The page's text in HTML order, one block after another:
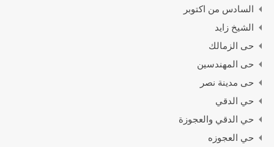
السادس من اكتوبر
الشيخ زايد
حى الزمالك
حى المهندسين
حى مدينة نصر
حي الدقي
حي الدقي والعجوزة
حي العجوزه